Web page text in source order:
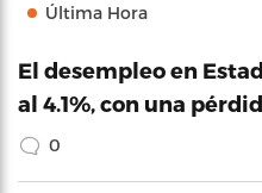
Última Hora
El desempleo en
al 4.1%, con una
0